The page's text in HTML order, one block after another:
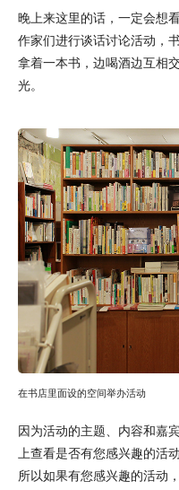
晚上来这里的话，一定会想
作家们进行谈话讨论活动，
拿着一本书，边喝酒边互相
光。
在书店里面设的空间举办活动
因为活动的主题、内容和嘉
上查看是否有您感兴趣的活
所以如果有您感兴趣的活动